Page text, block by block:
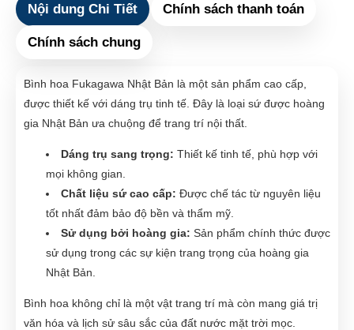
Nội dung Chi Tiết Chính sách thanh toán
Chính sách chung
Bình hoa Fukagawa Nhật Bản là một sản phẩm cao cấp,
được thiết kế với dáng trụ tinh tế. Đây là loại sứ được hoàng
gia Nhật Bản ưa chuộng để trang trí nội thất.
Dáng trụ sang trọng: Thiết kế tinh tế, phù hợp với
mọi không gian.
Chất liệu sứ cao cấp: Được chế tác từ nguyên liệu
tốt nhất đảm bảo độ bền và thẩm mỹ.
Sử dụng bởi hoàng gia: Sản phẩm chính thức được
sử dụng trong các sự kiện trang trọng của hoàng gia
Nhật Bản.
Bình hoa không chỉ là một vật trang trí mà còn mang giá trị
văn hóa và lịch sử sâu sắc của đất nước mặt trời mọc.